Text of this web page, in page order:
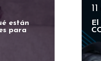
están
para